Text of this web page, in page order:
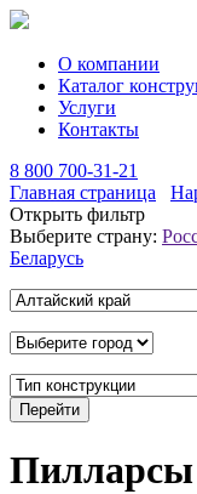
О компании
Каталог
Услуги
Контакты
8 800 700-31-21
Главная страница
Открыть фильтр
Выберите страну:
Беларусь
Пилларсы